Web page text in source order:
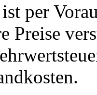
per
Preise